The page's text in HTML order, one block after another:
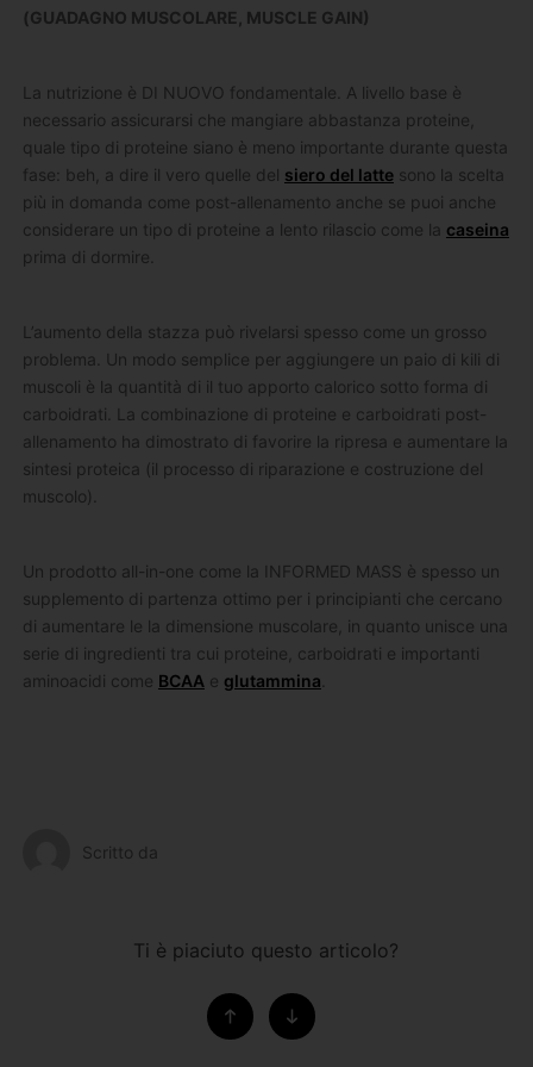
(GUADAGNO MUSCOLARE, MUSCLE GAIN)
La nutrizione è DI NUOVO fondamentale. A livello base è
necessario assicurarsi che mangiare abbastanza proteine,
quale tipo di proteine siano è meno importante durante questa
fase: beh, a dire il vero quelle del siero del lattesono la scelta
più in domanda come post-allenamento anche se puoi anche
considerare un tipo di proteine a lento rilascio come la caseina
prima di dormire.
L’aumento della stazza può rivelarsi spesso come un grosso
problema. Un modo semplice per aggiungere un paio di kili di
muscoli è la quantità di il tuo apporto calorico sotto forma di
carboidrati. La combinazione di proteine ​​e carboidrati post-
allenamento ha dimostrato di favorire la ripresa e aumentare la
sintesi proteica (il processo di riparazione e costruzione del
muscolo).
Un prodotto all-in-one come la INFORMED MASS è spesso un
supplemento di partenza ottimo per i principianti che cercano
di aumentare le la dimensione muscolare, in quanto unisce una
serie di ingredienti tra cui proteine, carboidrati e importanti
aminoacidi come BCAA e glutammina
Scritto da
Ti è piaciuto questo articolo?